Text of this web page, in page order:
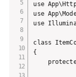
use
use
use
class
{